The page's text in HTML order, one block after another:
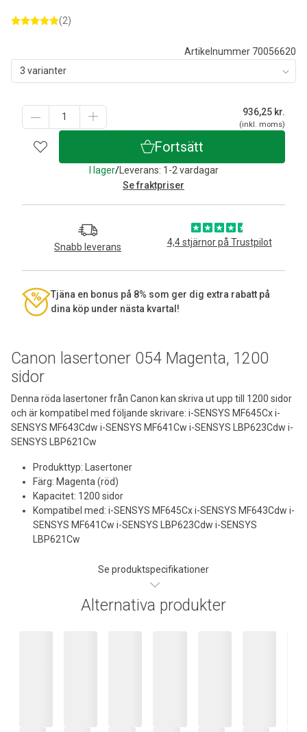
Canon lasertoner 054 Magenta, 1200
sidor
Denna röda lasertoner från Canon kan skriva ut upp till 1200 sidor
och är kompatibel med följande skrivare: i-SENSYS MF645Cx i-
SENSYS MF643Cdw i-SENSYS MF641Cw i-SENSYS LBP623Cdw i-
SENSYS LBP621Cw
Produkttyp: Lasertoner
Färg: Magenta (röd)
Kapacitet: 1200 sidor
Kompatibel med: i-SENSYS MF645Cx i-SENSYS MF643Cdw i-
SENSYS MF641Cw i-SENSYS LBP623Cdw i-SENSYS
LBP621Cw
Se produktspecifikationer
Artikelnummer 70056620
3 varianter
936,25 kr.
(inkl. moms)
Fortsätt
I lager/Leverans: 1-2 vardagar
Se fraktpriser
Snabb leverans 4,4 stjärnor på Trustpilot
Tjäna en bonus på 8% som ger dig extra rabatt på
dina köp under nästa kvartal!
(2)
Alternativa produkter